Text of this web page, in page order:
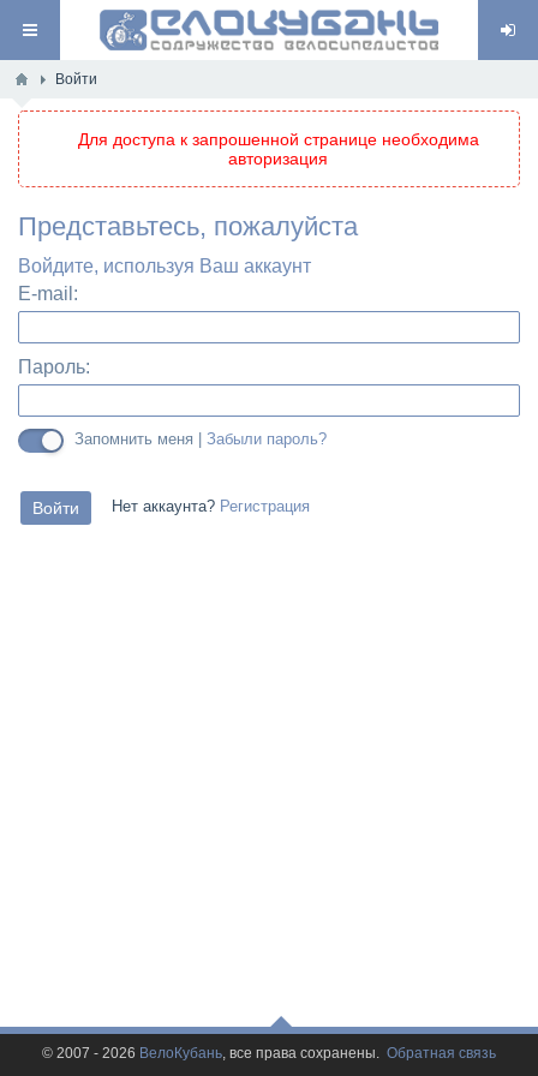
Войти
Для доступа к запрошенной странице необходима
авторизация
Представьтесь, пожалуйста
Войдите, используя Ваш аккаунт
E-mail:
Пароль:
Запомнить меня | Забыли пароль?
Нет аккаунта? Регистрация
© 2007 - 2026 ВелоКубань, все права сохранены. Обратная связь